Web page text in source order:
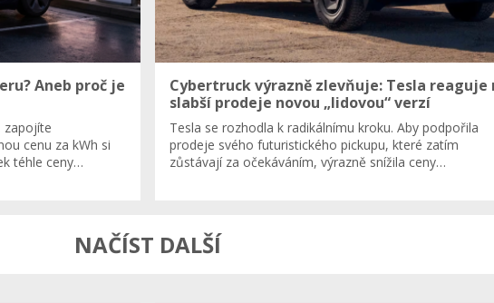
Aneb proč je
zapojíte
cenu za kWh si
téhle ceny…
Cybertruck výrazně zlevňuje: Tesla reaguje
slabší prodeje novou „lidovou“ verzí
Tesla se rozhodla k radikálnímu kroku. Aby podpořila
prodeje svého futuristického pickupu, které zatím
zůstávají za očekáváním, výrazně snížila ceny…
NAČÍST DALŠÍ